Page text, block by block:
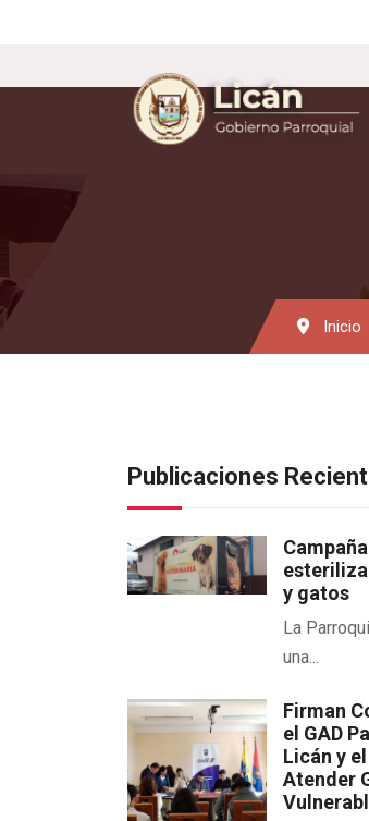
Inicio
Publicaciones
y gatos
La
una...
Firman
el GAD
Licán y
Atender